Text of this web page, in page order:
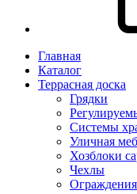
Главная
Каталог
Террасная доска
Грядки
Системы
Уличная
Хозблоки
Чехлы
Ограждения